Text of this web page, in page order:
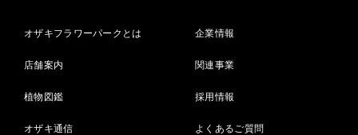
オザキフラワーパークとは
店舗案内
植物図鑑
オザキ通信
企業情報
関連事業
採用情報
よくあるご質問